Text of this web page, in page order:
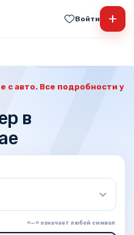
Войти +
с авто. Все подробности у
в
«—» означает любой символ